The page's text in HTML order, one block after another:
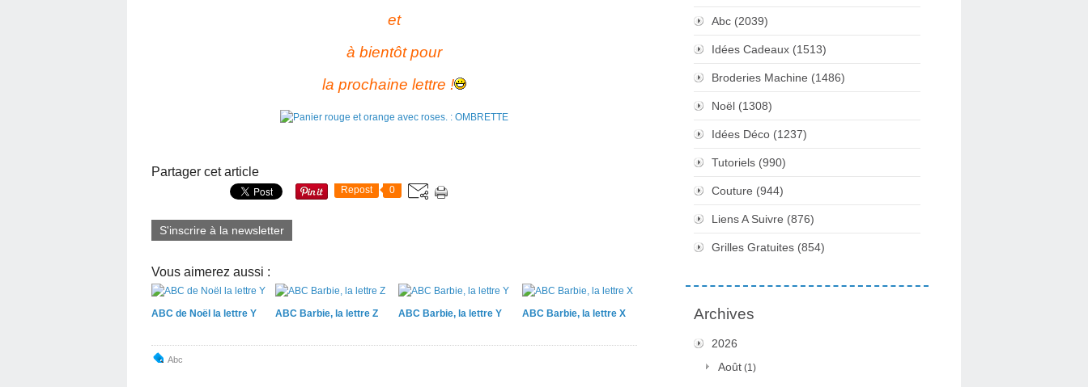
et
à bientôt pour
la prochaine lettre !
Partager cet article
Repost 0
S'inscrire à la newsletter
Vous aimerez aussi :
ABC de Noël la lettre Y ABC Barbie, la lettre Z ABC Barbie, la lettre Y ABC Barbie, la lettre X
Abc
Abc (2039)
Idées Cadeaux (1513)
Broderies Machine (1486)
Noël (1308)
Idées Déco (1237)
Tutoriels (990)
Couture (944)
Liens A Suivre (876)
Grilles Gratuites (854)
Archives
2026
Août (1)